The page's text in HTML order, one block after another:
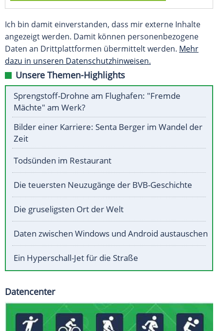
Ich bin damit einverstanden, dass mir externe Inhalte
angezeigt werden. Damit können personenbezogene
Daten an Drittplattformen übermittelt werden. Mehr
dazu in unseren Datenschutzhinweisen.
Unsere Themen-Highlights
Sprengstoff-Drohne am Flughafen: "Fremde
Mächte" am Werk?
Bilder einer Karriere: Senta Berger im Wandel der
Zeit
Todsünden im Restaurant
Die teuersten Neuzugänge der BVB-Geschichte
Die gruseligsten Ort der Welt
Daten zwischen Windows und Android austauschen
Ein Hyperschall-Jet für die Straße
Datencenter